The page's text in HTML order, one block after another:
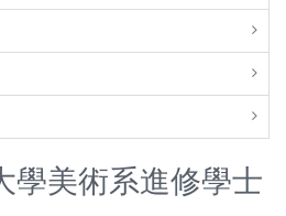
學美術系進修學士